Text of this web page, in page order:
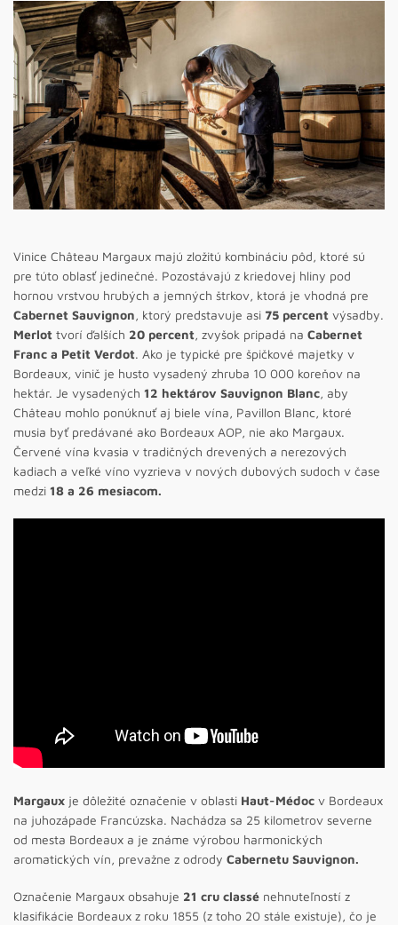
Vinice Château Margaux majú zložitú kombináciu pôd, ktoré sú
pre túto oblasť jedinečné. Pozostávajú z kriedovej hliny pod
hornou vrstvou hrubých a jemných štrkov, ktorá je vhodná pre
Cabernet Sauvignon, ktorý predstavuje asi 75 percent výsadby.
Merlot tvorí ďalších 20 percent, zvyšok pripadá na Cabernet
Franc a Petit Verdot. Ako je typické pre špičkové majetky v
Bordeaux, vinič je husto vysadený zhruba 10 000 koreňov na
hektár. Je vysadených 12 hektárov Sauvignon Blanc, aby
Château mohlo ponúknuť aj biele vína, Pavillon Blanc, ktoré
musia byť predávané ako Bordeaux AOP, nie ako Margaux.
Červené vína kvasia v tradičných drevených a nerezových
kadiach a veľké víno vyzrieva v nových dubových sudoch v čase
medzi 18 a 26 mesiacom.
Margaux je dôležité označenie v oblasti Haut-Médoc v Bordeaux
na juhozápade Francúzska. Nachádza sa 25 kilometrov severne
od mesta Bordeaux a je známe výrobou harmonických
aromatických vín, prevažne z odrody Cabernetu Sauvignon.
Označenie Margaux obsahuje 21 cru classé nehnuteľností z
klasifikácie Bordeaux z roku 1855 (z toho 20 stále existuje), čo je